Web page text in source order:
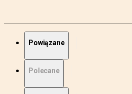
Powiązane
Polecane